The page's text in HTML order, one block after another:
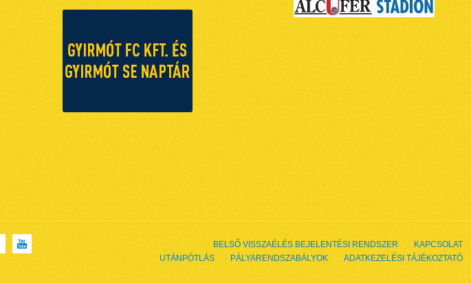
BELSŐ VISSZAÉLÉS BEJELENTÉSI RENDSZER
KAPCSOLAT
UTÁNPÓTLÁS
PÁLYARENDSZABÁLYOK ADATKEZELÉSI TÁJÉKOZTATÓ